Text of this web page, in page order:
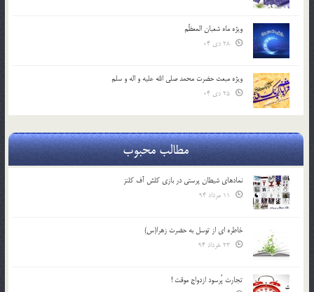
ویژه ماه شعبان المعظّم
ویژه مبعث حضرت محمد صلی الله علیه و اله و سلم
مطالب محبوب
نمادهای شیطان پرستی در بازی کلش آف کلنز
خاطره ای از توسل به حضرت زهرا(س)
تجارت پُرسود ازدواج موقت !